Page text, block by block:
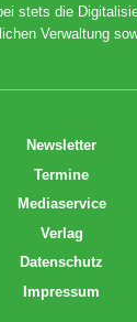
stets die
Verwaltung
Newsletter
Termine
Mediaservice
Verlag
Datenschutz
Impressum